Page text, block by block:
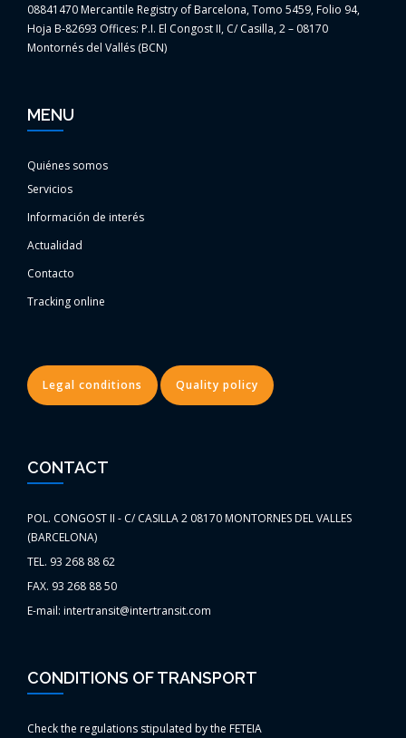
08841470 Mercantile Registry of Barcelona, Tomo 5459, Folio 94,
Hoja B-82693 Offices: P.I. El Congost II, C/ Casilla, 2 – 08170
Montornés del Vallés (BCN)
MENU
Quiénes somos
Servicios
Información de interés
Actualidad
Contacto
Tracking online
Legal conditions Quality policy
CONTACT
POL. CONGOST II - C/ CASILLA 2 08170 MONTORNES DEL VALLES
(BARCELONA)
TEL. 93 268 88 62
FAX. 93 268 88 50
E-mail: intertransit@intertransit.com
CONDITIONS OF TRANSPORT
Check the regulations stipulated by the FETEIA